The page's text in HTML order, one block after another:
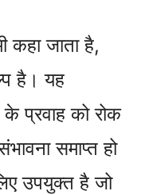
कहा जाता है,
है। यह
प्रवाह को रोक
समाप्त हो
उपयुक्त है जो